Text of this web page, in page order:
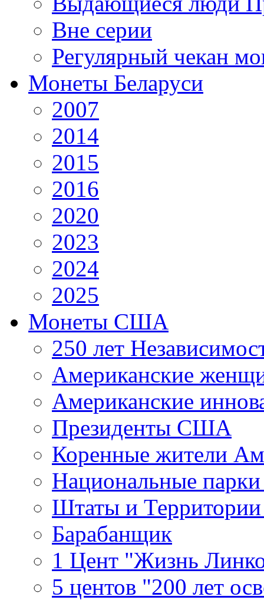
Вне серии
Регулярный чекан
Монеты Беларуси
2007
2014
2015
2016
2020
2023
2024
2025
Монеты США
250 лет
Американские
Американские
Президенты США
Коренные жители
Национальные
Штаты и
Барабанщик
1 Цент "Жизнь
5 центов "200 лет